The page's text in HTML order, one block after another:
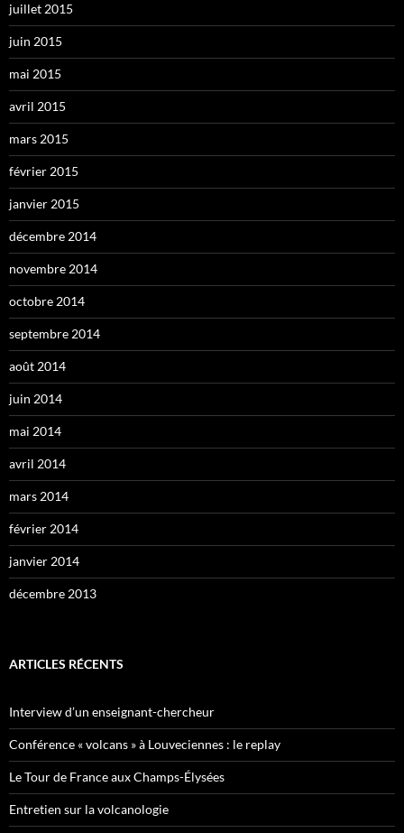
juillet 2015
juin 2015
mai 2015
avril 2015
mars 2015
février 2015
janvier 2015
décembre 2014
novembre 2014
octobre 2014
septembre 2014
août 2014
juin 2014
mai 2014
avril 2014
mars 2014
février 2014
janvier 2014
décembre 2013
ARTICLES RÉCENTS
Interview d’un enseignant-chercheur
Conférence « volcans » à Louveciennes : le replay
Le Tour de France aux Champs-Élysées
Entretien sur la volcanologie